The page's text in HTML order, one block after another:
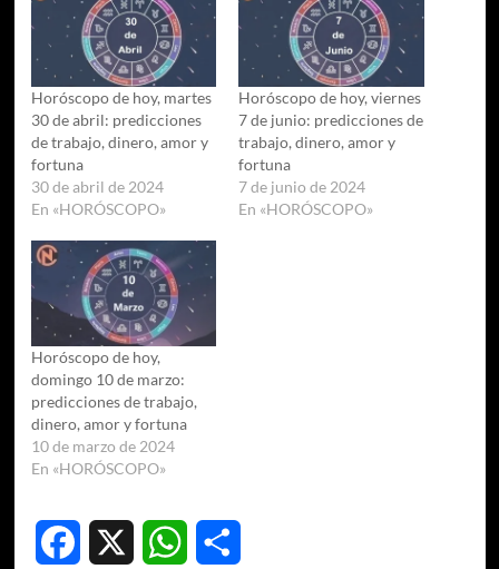
Horóscopo de hoy, martes
30 de abril: predicciones
de trabajo, dinero, amor y
fortuna
30 de abril de 2024
En «HORÓSCOPO»
Horóscopo de hoy, viernes
7 de junio: predicciones de
trabajo, dinero, amor y
fortuna
7 de junio de 2024
En «HORÓSCOPO»
Horóscopo de hoy,
domingo 10 de marzo:
predicciones de trabajo,
dinero, amor y fortuna
10 de marzo de 2024
En «HORÓSCOPO»
Facebook WhatsApp